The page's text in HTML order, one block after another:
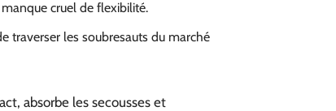
manque cruel de flexibilité.
traverser les soubresauts du marché
absorbe les secousses et